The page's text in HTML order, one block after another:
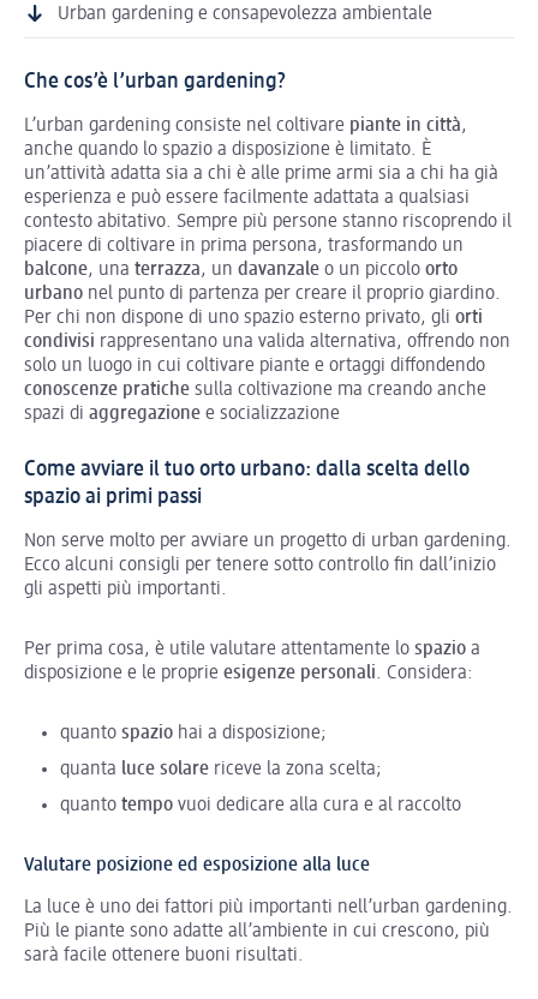
Urban gardening e consapevolezza ambientale
Che cos’è l’urban gardening?
L’urban gardening consiste nel coltivare piante in città,
anche quando lo spazio a disposizione è limitato. È
un’attività adatta sia a chi è alle prime armi sia a chi ha già
esperienza e può essere facilmente adattata a qualsiasi
contesto abitativo. Sempre più persone stanno riscoprendo il
piacere di coltivare in prima persona, trasformando un
balcone, una terrazza, un davanzale o un piccolo orto
urbano nel punto di partenza per creare il proprio giardino.
Per chi non dispone di uno spazio esterno privato, gli orti
condivisi rappresentano una valida alternativa, offrendo non
solo un luogo in cui coltivare piante e ortaggi diffondendo
conoscenze pratiche sulla coltivazione ma creando anche
spazi di aggregazione e socializzazione
Come avviare il tuo orto urbano: dalla scelta dello
spazio ai primi passi
Non serve molto per avviare un progetto di urban gardening.
Ecco alcuni consigli per tenere sotto controllo fin dall’inizio
gli aspetti più importanti.
Per prima cosa, è utile valutare attentamente lo spazio a
disposizione e le proprie esigenze personali. Considera:
quanto spazio hai a disposizione;
quanta luce solare riceve la zona scelta;
quanto tempo vuoi dedicare alla cura e al raccolto
Valutare posizione ed esposizione alla luce
La luce è uno dei fattori più importanti nell’urban gardening.
Più le piante sono adatte all’ambiente in cui crescono, più
sarà facile ottenere buoni risultati.